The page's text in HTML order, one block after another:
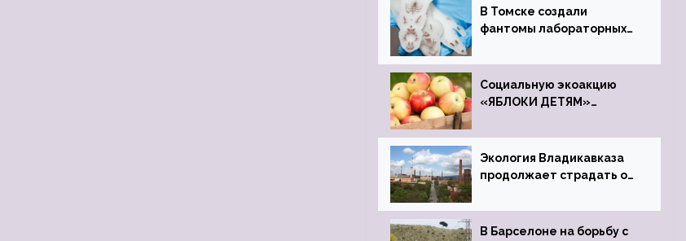
В Томске создали
фантомы лабораторных
Социальную экоакцию
«ЯБЛОКИ ДЕТЯМ»
Экология Владикавказа
продолжает страдать от
завода
В Барселоне на борьбу с